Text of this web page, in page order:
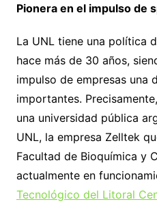
Pionera en el impulso de
La UNL tiene una política
hace más de 30 años,
impulso de empresas una
importantes.
una universidad pública
UNL, la empresa Zelltek
Facultad de Bioquímica y
actualmente en
Tecnológico del Litoral